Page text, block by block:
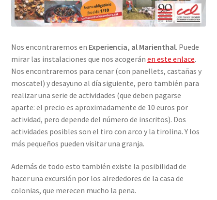
Nos encontraremos en Experiencia, al Marienthal. Puede
mirar las instalaciones que nos acogerán en este enlace.
Nos encontraremos para cenar (con panellets, castañas y
moscatel) y desayuno al día siguiente, pero también para
realizar una serie de actividades (que deben pagarse
aparte: el precio es aproximadamente de 10 euros por
actividad, pero depende del número de inscritos). Dos
actividades posibles son el tiro con arco y la tirolina. Y los
más pequeños pueden visitar una granja.
Además de todo esto también existe la posibilidad de
hacer una excursión por los alrededores de la casa de
colonias, que merecen mucho la pena.